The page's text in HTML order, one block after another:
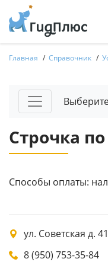
Главная Справочник
Строчка
Способы оплаты:
ул. Советская д.
8 (950) 753-35-84